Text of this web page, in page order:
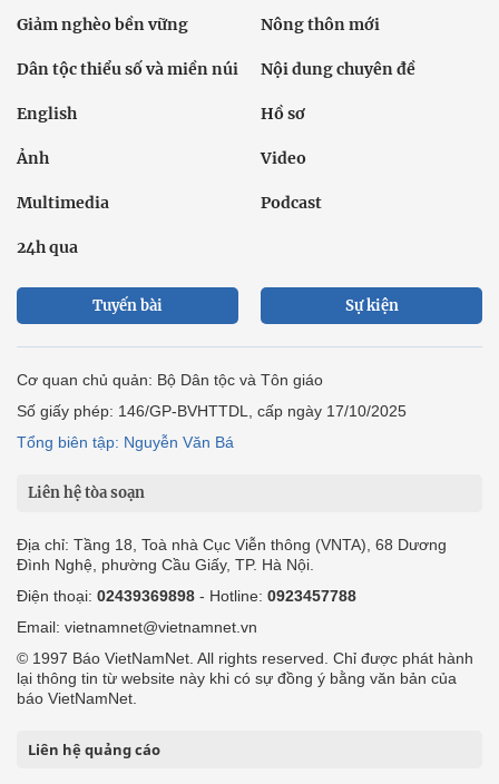
Giảm nghèo bền vững Nông thôn mới
Dân tộc thiểu số và miền núi Nội dung chuyên đề
English Hồ sơ
Ảnh Video
Multimedia Podcast
24h qua
Tuyến bài Sự kiện
Cơ quan chủ quản: Bộ Dân tộc và Tôn giáo
Số giấy phép: 146/GP-BVHTTDL, cấp ngày 17/10/2025
Tổng biên tập: Nguyễn Văn Bá
Liên hệ tòa soạn
Địa chỉ: Tầng 18, Toà nhà Cục Viễn thông (VNTA), 68 Dương
Đình Nghệ, phường Cầu Giấy, TP. Hà Nội.
Điện thoại: 02439369898 - Hotline: 0923457788
Email: vietnamnet@vietnamnet.vn
© 1997 Báo VietNamNet. All rights reserved. Chỉ được phát hành
lại thông tin từ website này khi có sự đồng ý bằng văn bản của
báo VietNamNet.
Liên hệ quảng cáo